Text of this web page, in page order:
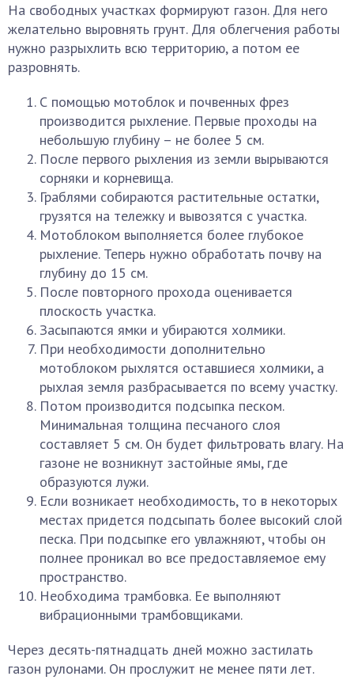
На свободных участках формируют газон. Для него
желательно выровнять грунт. Для облегчения работы
нужно разрыхлить всю территорию, а потом ее
разровнять.
С помощью мотоблок и почвенных фрез
производится рыхление. Первые проходы на
небольшую глубину – не более 5 см.
После первого рыхления из земли вырываются
сорняки и корневища.
Граблями собираются растительные остатки,
грузятся на тележку и вывозятся с участка.
Мотоблоком выполняется более глубокое
рыхление. Теперь нужно обработать почву на
глубину до 15 см.
После повторного прохода оценивается
плоскость участка.
Засыпаются ямки и убираются холмики.
При необходимости дополнительно
мотоблоком рыхлятся оставшиеся холмики, а
рыхлая земля разбрасывается по всему участку.
Потом производится подсыпка песком.
Минимальная толщина песчаного слоя
составляет 5 см. Он будет фильтровать влагу. На
газоне не возникнут застойные ямы, где
образуются лужи.
Если возникает необходимость, то в некоторых
местах придется подсыпать более высокий слой
песка. При подсыпке его увлажняют, чтобы он
полнее проникал во все предоставляемое ему
пространство.
Необходима трамбовка. Ее выполняют
вибрационными трамбовщиками.
Через десять-пятнадцать дней можно застилать
газон рулонами. Он прослужит не менее пяти лет.